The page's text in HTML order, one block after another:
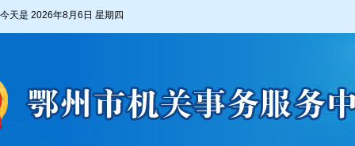
今天是 2026年8月6日 星期四